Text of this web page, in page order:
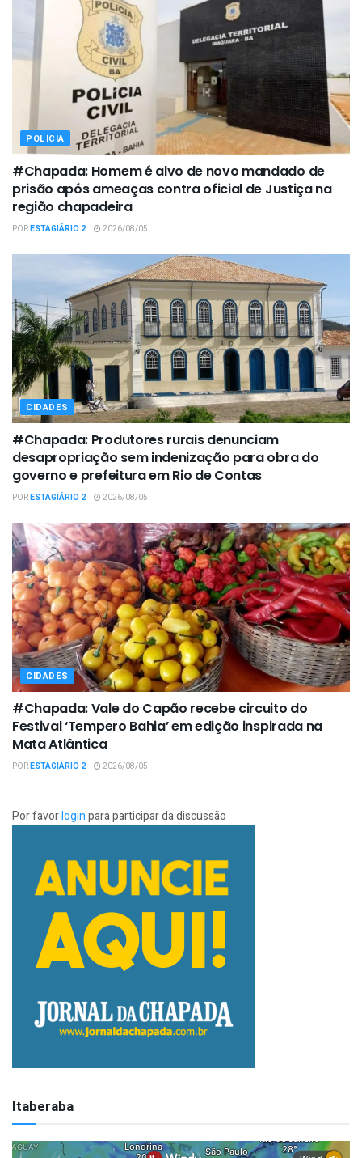
POLÍCIA
#Chapada: Homem é alvo de novo mandado de
prisão após ameaças contra oficial de Justiça na
região chapadeira
PORESTAGIÁRIO 2 2026/08/05
CIDADES
#Chapada: Produtores rurais denunciam
desapropriação sem indenização para obra do
governo e prefeitura em Rio de Contas
PORESTAGIÁRIO 2 2026/08/05
CIDADES
#Chapada: Vale do Capão recebe circuito do
Festival ‘Tempero Bahia’ em edição inspirada na
Mata Atlântica
PORESTAGIÁRIO 2 2026/08/05
Por favorloginpara participar da discussão
Itaberaba